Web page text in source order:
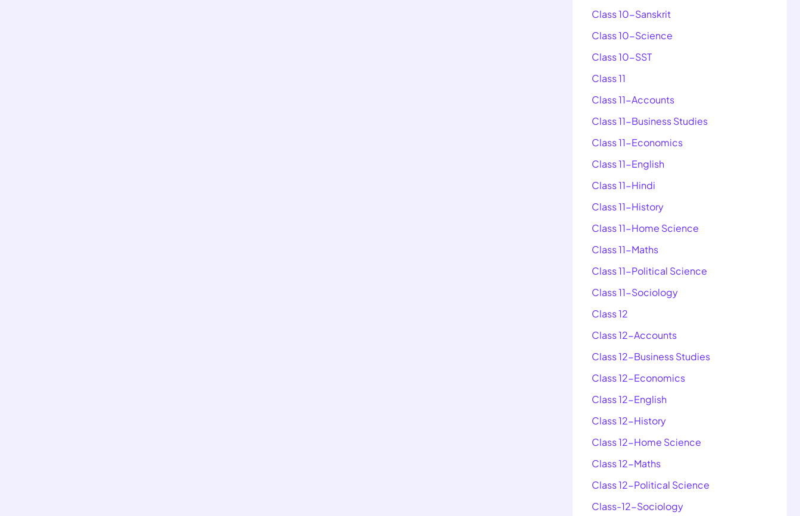
Class 10-Sanskrit
Class 10-Science
Class 10-SST
Class 11
Class 11-Accounts
Class 11-Business Studies
Class 11-Economics
Class 11-English
Class 11-Hindi
Class 11-History
Class 11-Home Science
Class 11-Maths
Class 11-Political Science
Class 11-Sociology
Class 12
Class 12-Accounts
Class 12-Business Studies
Class 12-Economics
Class 12-English
Class 12-History
Class 12-Home Science
Class 12-Maths
Class 12-Political Science
Class-12-Sociology